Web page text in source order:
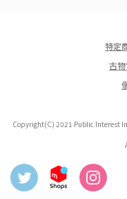
特定
古
Copyright(C) 2021 Public Interest